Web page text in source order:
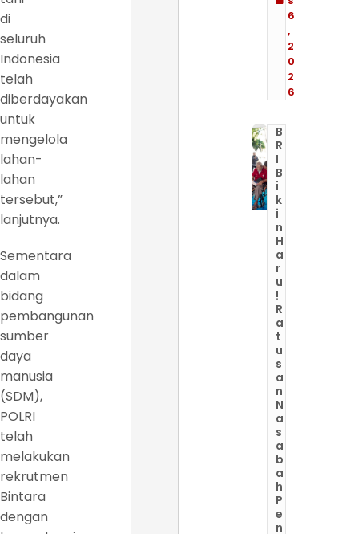
di
seluruh
Indonesia
telah
diberdayakan
untuk
mengelola
lahan-
lahan
tersebut,”
lanjutnya.
Sementara
dalam
bidang
pembangunan
sumber
daya
manusia
(SDM),
POLRI
telah
melakukan
rekrutmen
Bintara
dengan
6
,
2
0
2
6
B
R
I
B
i
k
i
n
H
a
r
u
!
R
a
t
u
s
a
n
N
a
s
a
b
a
h
P
e
n